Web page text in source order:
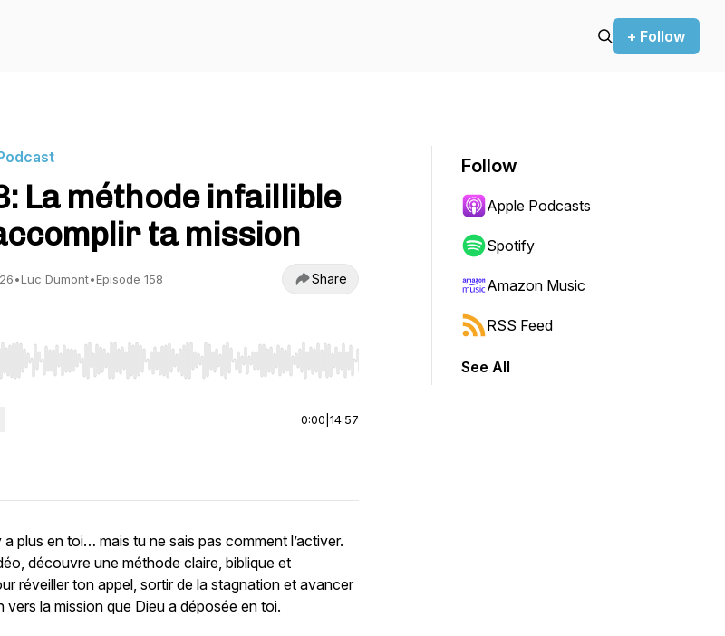
+ Follow
La méthode infaillible
ta mission
•Luc Dumont•Episode 158 Share
Left/Right to seek, Home/End to jump to start or end. Hold shift to jump forward or backward.
0:00 14:57
a plus en toi… mais tu ne sais pas comment l’activer.
découvre une méthode claire, biblique et
réveiller ton appel, sortir de la stagnation et avancer
vers la mission que Dieu a déposée en toi.
Follow
Apple Podcasts
Spotify
Amazon Music
RSS Feed
See All